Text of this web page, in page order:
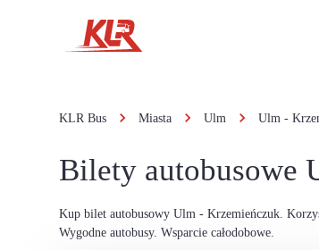
KLR Bus Miasta Ulm Ulm -
Bilety autobusowe
Kup bilet autobusowy Ulm - Krzemieńczuk.
Wygodne autobusy. Wsparcie całodobowe.